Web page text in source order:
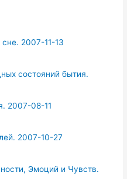
2007-11-13
состояний бытия.
2007-08-11
2007-10-27
Эмоций и Чувств.